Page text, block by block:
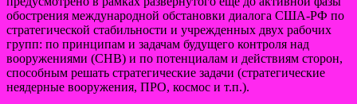
обострения международной обстановки диалога США-РФ по
стратегической стабильности и учрежденных двух рабочих
групп: по принципам и задачам будущего контроля над
вооружениями (СНВ) и по потенциалам и действиям сторон,
способным решать стратегические задачи (стратегические
неядерные вооружения, ПРО, космос и т.п.).